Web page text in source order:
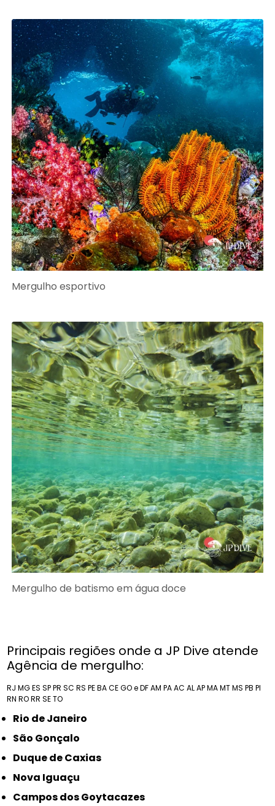
Mergulho esportivo
Mergulho de batismo em água doce
Principais regiões onde a JP Dive atende
Agência de mergulho:
RJ MGES SPPR SC RS PEBACEGO e DFAM PAAC ALAPMAMTMS PB PI
RN RORR SETO
Rio de Janeiro
São Gonçalo
Duque de Caxias
Nova Iguaçu
Campos dos Goytacazes